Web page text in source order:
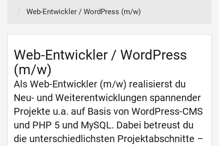
Web-Entwickler / WordPress (m/w)
Web-Entwickler / WordPress
(m/w)
Als Web-Entwickler (m/w) realisierst du
Neu- und Weiterentwicklungen spannender
Projekte u.a. auf Basis von WordPress-CMS
und PHP 5 und MySQL. Dabei betreust du
die unterschiedlichsten Projektabschnitte –